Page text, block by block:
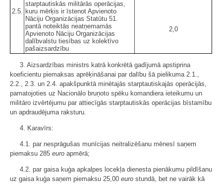
2.5.
starptautiskās militārās operācijas,
kuru mērķis ir īstenot Apvienoto
Nāciju Organizācijas Statūtu 51.
pantā noteiktās neatņemamās
Apvienoto Nāciju Organizācijas
dalībvalstu tiesības uz kolektīvo
pašaizsardzību
2,0
3. Aizsardzības ministrs katrā konkrētā gadījumā apstiprina
koeficientu piemaksas aprēķināšanai par dalību šā pielikuma 2.1.,
2.2., 2.3. un 2.4. apakšpunktā minētajās starptautiskajās operācijās,
pamatojoties uz Nacionālo bruņoto spēku komandiera ieteikumu un
militāro izvērtējumu par attiecīgās starptautiskās operācijas bīstamību
un apdraudējuma raksturu.
4. Karavīrs:
4.1. par nesprāgušas munīcijas neitralizēšanu mēnesī saņem
piemaksu 285 euro apmērā;
4.2. par gaisa kuģa apkalpes locekļa dienesta pienākumu pildīšanu
uz gaisa kuģa saņem piemaksu 25,00 euro stundā, bet ne vairāk kā